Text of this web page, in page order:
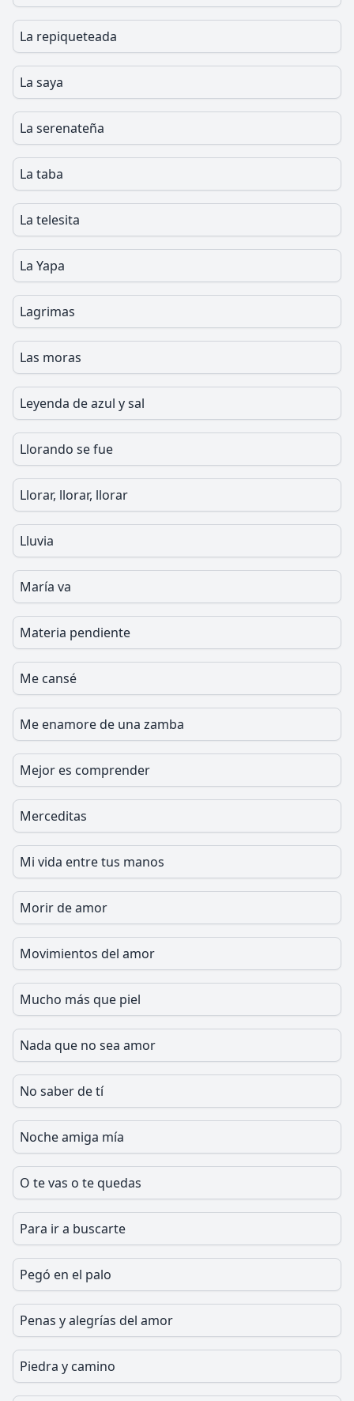
La repiqueteada
La saya
La serenateña
La taba
La telesita
La Yapa
Lagrimas
Las moras
Leyenda de azul y sal
Llorando se fue
Llorar, llorar, llorar
Lluvia
María va
Materia pendiente
Me cansé
Me enamore de una zamba
Mejor es comprender
Merceditas
Mi vida entre tus manos
Morir de amor
Movimientos del amor
Mucho más que piel
Nada que no sea amor
No saber de tí
Noche amiga mía
O te vas o te quedas
Para ir a buscarte
Pegó en el palo
Penas y alegrías del amor
Piedra y camino